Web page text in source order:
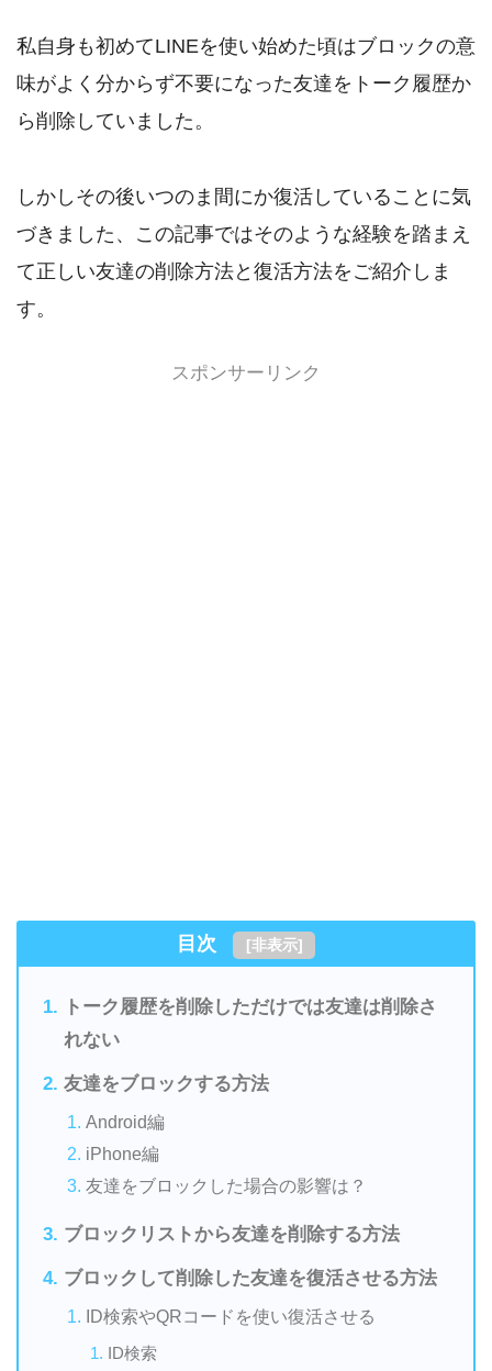
私自身も初めてLINEを使い始めた頃はブロックの意
味がよく分からず不要になった友達をトーク履歴か
ら削除していました。
しかしその後いつのま間にか復活していることに気
づきました、この記事ではそのような経験を踏まえ
て正しい友達の削除方法と復活方法をご紹介しま
す。
スポンサーリンク
目次 [非表示]
トーク履歴を削除しただけでは友達は削除さ
れない
友達をブロックする方法
Android編
iPhone編
友達をブロックした場合の影響は？
ブロックリストから友達を削除する方法
ブロックして削除した友達を復活させる方法
ID検索やQRコードを使い復活させる
ID検索